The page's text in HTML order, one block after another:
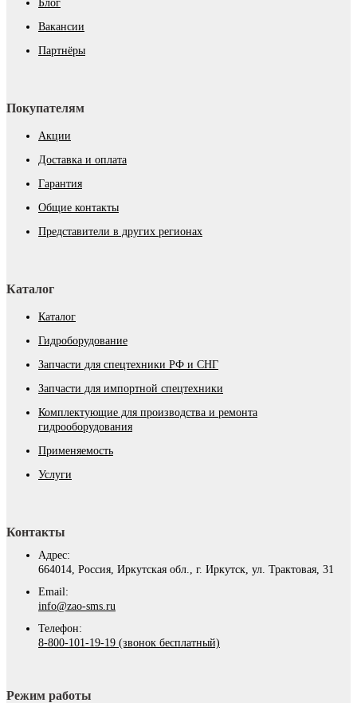
Блог
Вакансии
Партнёры
Покупателям
Акции
Доставка и оплата
Гарантия
Общие контакты
Представители в других регионах
Каталог
Каталог
Гидроборудование
Запчасти для спецтехники РФ и СНГ
Запчасти для импортной спецтехники
Комплектующие для производства и ремонта
гидрооборудования
Применяемость
Услуги
Контакты
Адрес:
664014, Россия, Иркутская обл., г. Иркутск, ул. Трактовая, 31
Email:
info@zao-sms.ru
Телефон:
8-800-101-19-19 (звонок бесплатный)
Режим работы